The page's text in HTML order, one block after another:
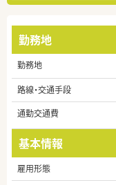
勤務地
勤務地
路線・交通手段
通勤交通費
基本情報
雇用形態